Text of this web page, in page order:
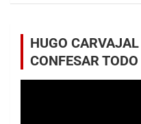
HUGO
CONFESAR TODO